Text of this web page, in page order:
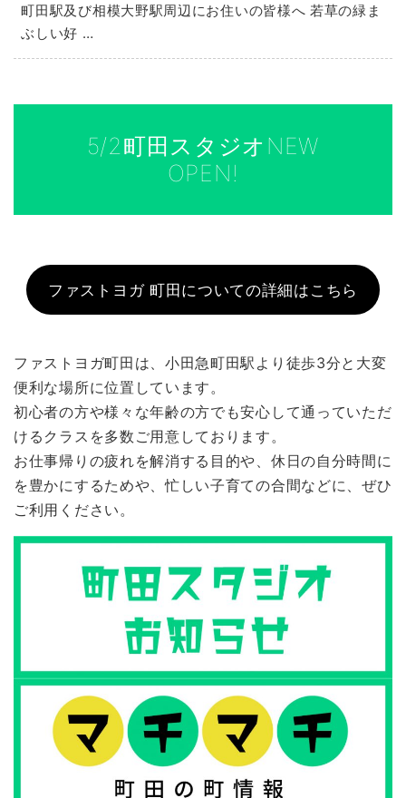
町田駅及び相模大野駅周辺にお住いの皆様へ 若草の緑ま
ぶしい好 …
5/2町田スタジオNEW
OPEN!
ファストヨガ 町田についての詳細はこちら
ファストヨガ町田は、小田急町田駅より徒歩3分と大変
便利な場所に位置しています。
初心者の方や様々な年齢の方でも安心して通っていただ
けるクラスを多数ご用意しております。
お仕事帰りの疲れを解消する目的や、休日の自分時間に
を豊かにするためや、忙しい子育ての合間などに、ぜひ
ご利用ください。